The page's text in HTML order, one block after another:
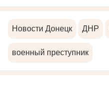
Новости Донецк ДНР
военный преступник